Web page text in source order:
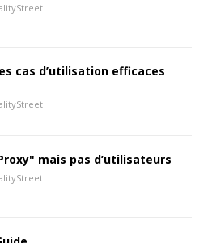
cas d’utilisation efficaces
mais pas d’utilisateurs